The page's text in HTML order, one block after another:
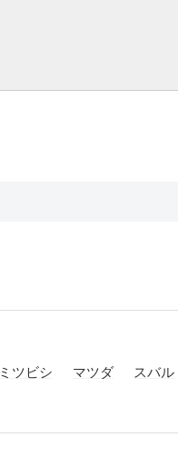
ミツビシ マツダ
スバル